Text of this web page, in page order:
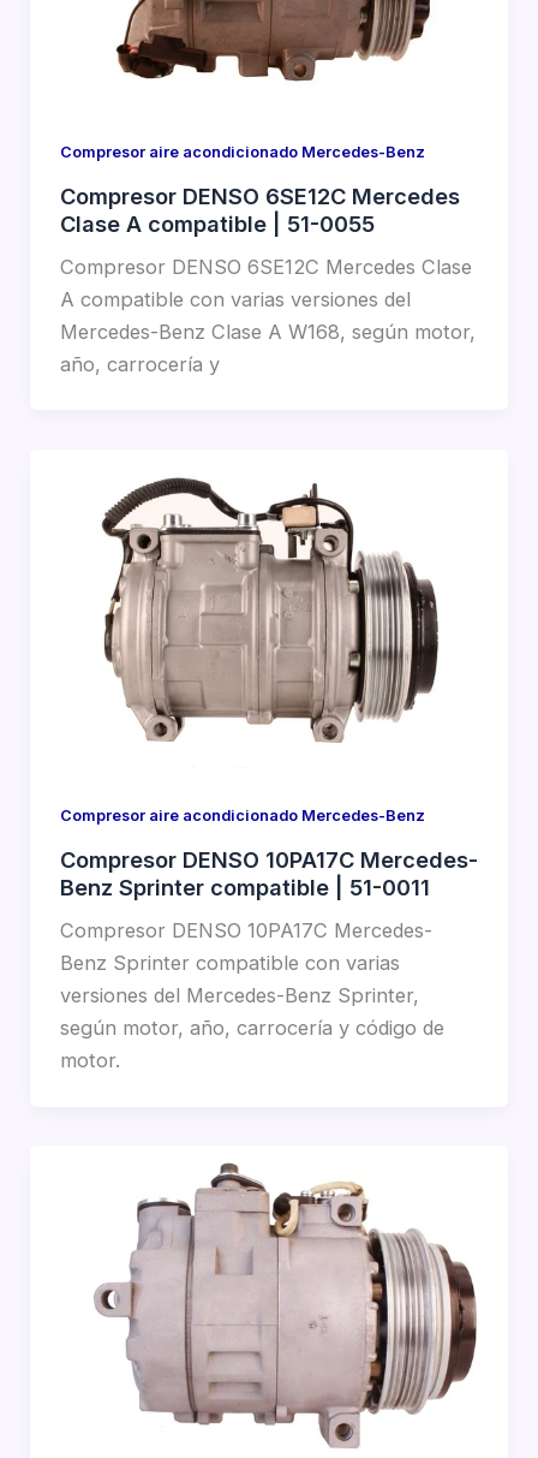
Compresor aire acondicionado Mercedes-Benz
Compresor DENSO 6SE12C Mercedes
Clase A compatible | 51-0055
Compresor DENSO 6SE12C Mercedes Clase
A compatible con varias versiones del
Mercedes-Benz Clase A W168, según motor,
año, carrocería y
Compresor aire acondicionado Mercedes-Benz
Compresor DENSO 10PA17C Mercedes-
Benz Sprinter compatible | 51-0011
Compresor DENSO 10PA17C Mercedes-
Benz Sprinter compatible con varias
versiones del Mercedes-Benz Sprinter,
según motor, año, carrocería y código de
motor.